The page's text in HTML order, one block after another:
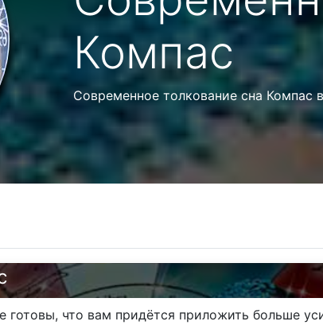
Компас
Современное толкование сна Компас
готовы, что вам придётся приложить больше